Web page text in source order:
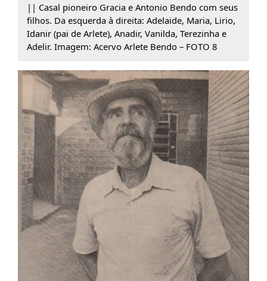
|| Casal pioneiro Gracia e Antonio Bendo com seus
filhos. Da esquerda à direita: Adelaide, Maria, Lirio,
Idanir (pai de Arlete), Anadir, Vanilda, Terezinha e
Adelir. Imagem: Acervo Arlete Bendo – FOTO 8